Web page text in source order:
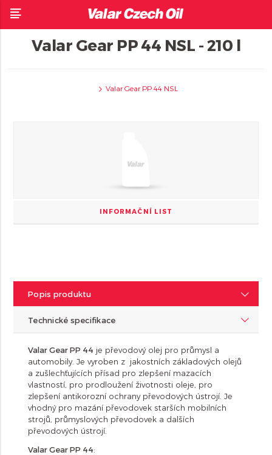
Valar Gear PP 44 NSL - 210 l
Valar Gear PP 44 NSL
INFORMAČNÍ LIST
Popis produktu
Technické specifikace
Valar Gear PP 44 je převodový olej pro průmysl a
automobily. Je vyroben z jakostních základových olejů
a zušlechťujících přísad pro zlepšení mazacích
vlastností, pro prodloužení životnosti oleje, pro
zlepšení antikorozní ochrany převodových ústrojí. Je
vhodný pro mazání převodovek starších mobilních
strojů, průmyslových převodovek a dalších
převodových ústrojí.
Valar Gear PP 44: